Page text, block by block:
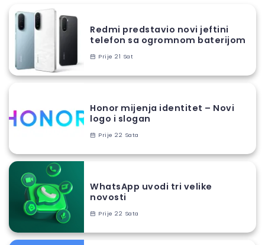
Redmi predstavio novi jeftini
telefon sa ogromnom baterijom
Prije 21 Sat
Honor mijenja identitet – Novi
logo i slogan
Prije 22 Sata
WhatsApp uvodi tri velike
novosti
Prije 22 Sata